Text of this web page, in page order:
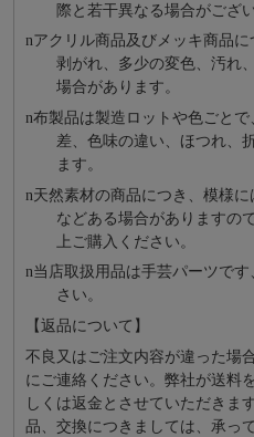
際と若⼲異なる場合がござ
nアクリル商品及びメッキ商品
剥がれ、多少の変色、汚れ
場合があります。
n布製品は製造ロットや色ごと
差、色味の違い、ほつれ、
ます。
n天然素材の商品につき、模様
などある場合がありますの
上ご購入ください。
n当店取扱用品は⼿芸パーツで
さい。
【返品について】
不良又はご注文内容が違った場
にご連絡ください。弊社が送料
しくは返金とさせていただきま
品、交換につきましては、承っ